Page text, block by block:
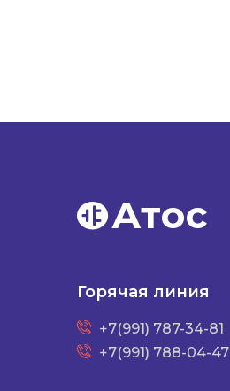
Атос
Горячая линия
+7(991) 787-34-81
+7(991) 788-04-47